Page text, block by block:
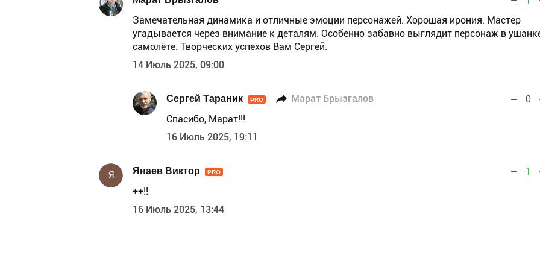
Замечательная динамика и отличные эмоции персонажей. Хорошая ирония. Мастер
угадывается через внимание к деталям. Особенно забавно выглядит персонаж в
самолёте. Творческих успехов Вам Сергей.
14 Июль 2025, 09:00
Сергей Тараник PRO Марат Брызгалов
0
Спасибо, Марат!!!
16 Июль 2025, 19:11
Я Янаев Виктор PRO
1
++!!
16 Июль 2025, 13:44